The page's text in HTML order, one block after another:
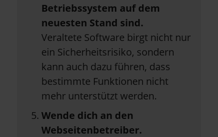
Betriebssystem auf dem
neuesten Stand sind.
Veraltete Software birgt nicht nur
ein Sicherheitsrisiko, sondern
kann auch dazu führen, dass
bestimmte Funktionen nicht
mehr unterstützt werden.
Wende dich an den
Webseitenbetreiber.